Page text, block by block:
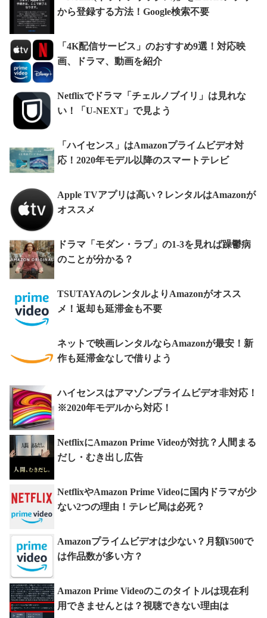
から登録する方法！Google検索不要
「4K配信サービス」のおすすめ9選！対応映
画、ドラマ、動画を紹介
Netflixでドラマ「チェルノブイリ」は見れな
い！「U-NEXT」で見よう
「ハイセンス」はAmazonプライムビデオ対
応！2020年モデル以降のスマートテレビ
Apple TVアプリは高い？レンタルはAmazonが
オススメ
ドラマ「モダン・ラブ」の1-3を見れば躁鬱病
のことが分かる？
TSUTAYAのレンタルよりAmazonがオスス
メ！返却も延滞金も不要
ネットで映画レンタルならAmazonが最安！新
作も延滞金なしで借りよう
ハイセンスはアマゾンプライムビデオ非対応！
※2020年モデルから対応！
NetflixにAmazon Prime Videoが対抗？人間まる
だし・むき出し広告
NetflixやAmazon Prime Videoに国内ドラマが少
ない2つの理由！テレビ局は必死？
Amazonプライムビデオは少ない？月額¥500で
は作品数が多い方？
Amazon Prime Videoのこのタイトルは現在利
用できませんとは？視聴できない理由は